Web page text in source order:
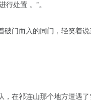
处置 。”。
门而入的同门，轻笑着
在祁连山那个地方遭遇